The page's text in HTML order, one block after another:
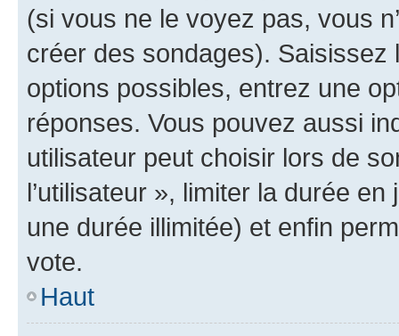
(si vous ne le voyez pas, vous
créer des sondages).
options possibles, entrez une
réponses. Vous pouvez aussi
utilisateur peut choisir lors de
l’utilisateur », limiter la durée
une durée illimitée) et enfin
vote.
Haut